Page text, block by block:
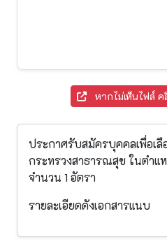
หากไม่เห็นไฟล์
ประกาศรับสมัครบุคคลเพื่อเ
กระทรวงสาธารณสุข ในตำแ
จำนวน 1 อัตรา
รายละเอียดดังเอกสารแนบ